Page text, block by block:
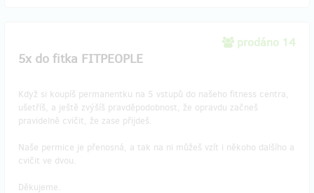
prodáno 14
5x do fitka FITPEOPLE
Když si koupíš permanentku na 5 vstupů do našeho fitness centra,
ušetříš, a ještě zvýšíš pravděpodobnost, že opravdu začneš
pravidelně cvičit, že zase přijdeš.
Naše permice je přenosná, a tak na ni můžeš vzít i někoho dalšího a
cvičit ve dvou.
Děkujeme.